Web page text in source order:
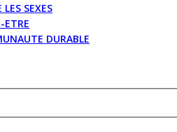
SEXES
ETRE
DURABLE